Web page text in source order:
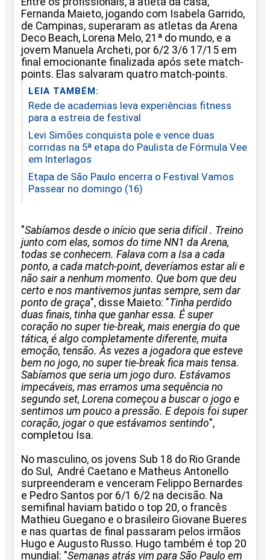
Fernanda Maieto, jogando com Isabela Garrido,
de Campinas, superaram as atletas da Arena
Deco Beach, Lorena Melo, 21ª do mundo, e a
jovem Manuela Archeti, por 6/2 3/6 17/15 em
final emocionante finalizada após sete match-
points. Elas salvaram quatro match-points.
LEIA TAMBÉM:
Rede de academias leva experiências fitness
para a estreia de festival
Levi Simões conquista pole e vence duas
corridas na 5ª etapa do Paulista de Fórmula Vee
em Interlagos
Etapa de São Paulo encerra o Festival Vamos
Passear no domingo (16)
"Sabíamos desde o início que seria difícil . Treino
junto com elas, somos do time NN1 da Arena,
todas se conhecem. Falava com a Isa a cada
ponto, a cada match-point, deveríamos estar ali e
não sair a nenhum momento. Que bom que deu
certo e nos mantivemos juntas sempre, sem dar
ponto de graça", disse Maieto: "Tinha perdido
duas finais, tinha que ganhar essa. É super
coração no super tie-break, mais energia do que
tática, é algo completamente diferente, muita
emoção, tensão. Às vezes a jogadora que esteve
bem no jogo, no super tie-break fica mais tensa.
Sabíamos que seria um jogo duro. Estávamos
impecáveis, mas erramos uma sequência no
segundo set, Lorena começou a buscar o jogo e
sentimos um pouco a pressão. E depois foi super
coração, jogar o que estávamos sentindo",
completou Isa.
No masculino, os jovens Sub 18 do Rio Grande
do Sul, André Caetano e Matheus Antonello
surpreenderam e venceram Felippo Bernardes
e Pedro Santos por 6/1 6/2 na decisão. Na
semifinal haviam batido o top 20, o francês
Mathieu Guegano e o brasileiro Giovane Bueres
e nas quartas de final passaram pelos irmãos
Hugo e Augusto Russo. Hugo também é top 20
mundial: "Semanas atrás vim para São Paulo em